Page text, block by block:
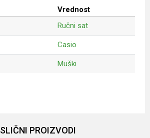
Vrednost
Ručni sat
Casio
Muški
SLIČNI PROIZVODI